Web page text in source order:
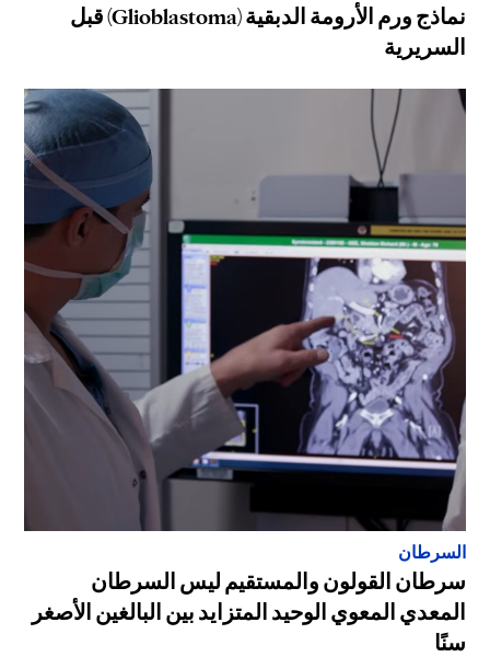
نماذج ورم الأرومة الدبقية (Glioblastoma) قبل
السريرية
السرطان
سرطان القولون والمستقيم ليس السرطان
المعدي المعوي الوحيد المتزايد بين البالغين الأصغر
سنًا